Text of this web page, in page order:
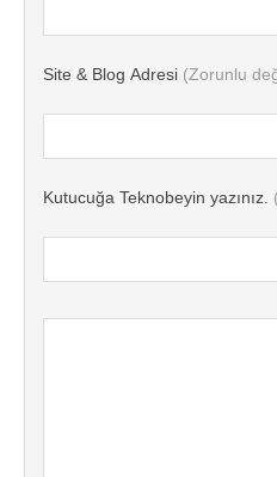
Site & Blog Adresi (Zorunlu
Kutucuğa Teknobeyin yazınız.